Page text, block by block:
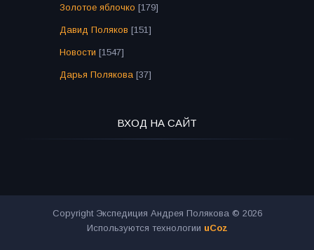
Золотое яблочко [179]
Давид Поляков [151]
Новости [1547]
Дарья Полякова [37]
ВХОД НА САЙТ
Copyright Экспедиция Андрея Полякова © 2026
Используются технологии uCoz